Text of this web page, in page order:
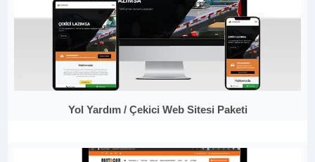
Yol Yardım / Çekici Web Sitesi Paketi